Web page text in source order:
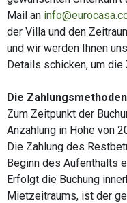
Mail an
der Villa und den
und wir werden Ihnen
Details schicken, um die
Die Zahlungsmethoden
Zum Zeitpunkt der
Anzahlung in Höhe von
Die Zahlung des
Beginn des Aufenthalts
Erfolgt die Buchung
Mietzeitraums, ist der